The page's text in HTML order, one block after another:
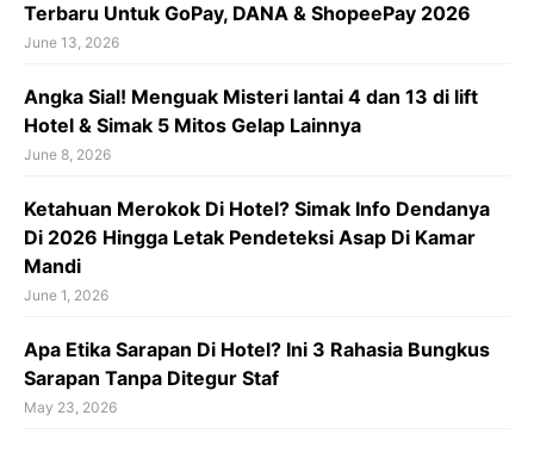
Terbaru Untuk GoPay, DANA & ShopeePay 2026
June 13, 2026
Angka Sial! Menguak Misteri lantai 4 dan 13 di lift
Hotel & Simak 5 Mitos Gelap Lainnya
June 8, 2026
Ketahuan Merokok Di Hotel? Simak Info Dendanya
Di 2026 Hingga Letak Pendeteksi Asap Di Kamar
Mandi
June 1, 2026
Apa Etika Sarapan Di Hotel? Ini 3 Rahasia Bungkus
Sarapan Tanpa Ditegur Staf
May 23, 2026